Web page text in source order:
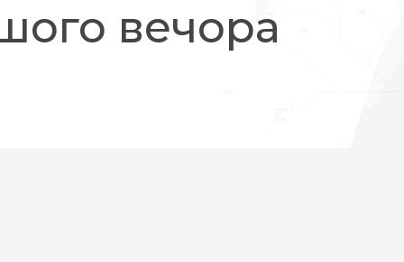
вечора